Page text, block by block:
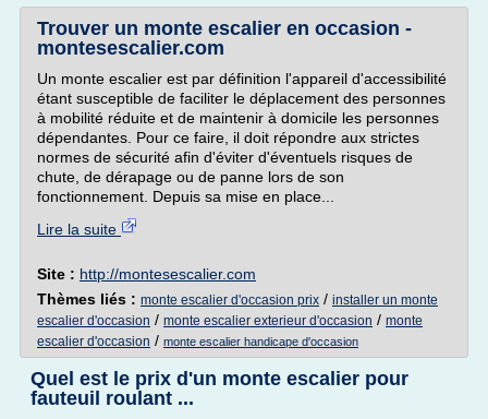
Trouver un monte escalier en occasion -
montesescalier.com
Un monte escalier est par définition l'appareil d'accessibilité
étant susceptible de faciliter le déplacement des personnes
à mobilité réduite et de maintenir à domicile les personnes
dépendantes. Pour ce faire, il doit répondre aux strictes
normes de sécurité afin d'éviter d'éventuels risques de
chute, de dérapage ou de panne lors de son
fonctionnement. Depuis sa mise en place...
Lire la suite
Site : http://montesescalier.com
Thèmes liés : monte escalier d'occasion prix / installer un monte
escalier d'occasion / monte escalier exterieur d'occasion / monte
escalier d'occasion / monte escalier handicape d'occasion
Quel est le prix d'un monte escalier pour
fauteuil roulant ...